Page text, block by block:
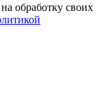
обработку своих